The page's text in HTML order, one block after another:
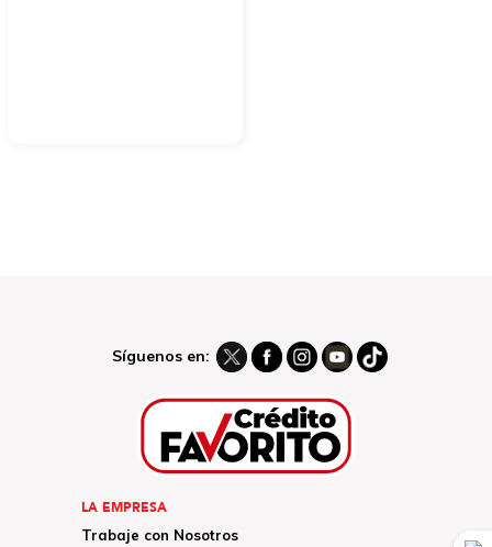
Síguenos en:
LA EMPRESA
Trabaje con Nosotros